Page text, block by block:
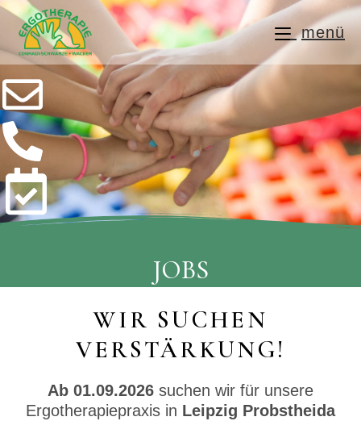
menü
JOBS
WIR SUCHEN
VERSTÄRKUNG!
Ab 01.09.2026 suchen wir für unsere
Ergotherapiepraxis in Leipzig Probstheida